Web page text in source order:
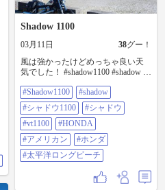
Shadow 1100
03月11日 38グー！
風は強かったけどめっちゃ良い天
気でした！ #shadow1100 #shadow #
#HONDA #アメリカン #ホンダ #太
平洋ロングビーチ
#Shadow1100
#shadow
#シャドウ1100
#シャドウ
#vt1100
#HONDA
#アメリカン
#ホンダ
#太平洋ロングビーチ